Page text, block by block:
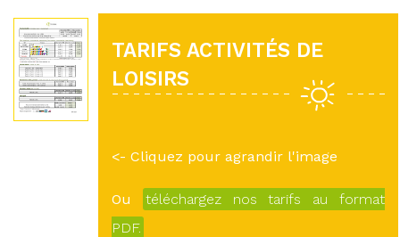
TARIFS ACTIVITÉS DE
LOISIRS
<- Cliquez pour agrandir l'image
Ou
téléchargez nos tarifs au format
PDF.